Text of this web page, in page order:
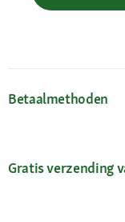
Betaalmethoden
Gratis verzending